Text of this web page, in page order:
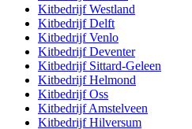
KitbedrijfWestland
KitbedrijfDelft
KitbedrijfVenlo
KitbedrijfDeventer
Kitbedrijf Sittard-Geleen
KitbedrijfHelmond
KitbedrijfOss
KitbedrijfAmstelveen
KitbedrijfHilversum